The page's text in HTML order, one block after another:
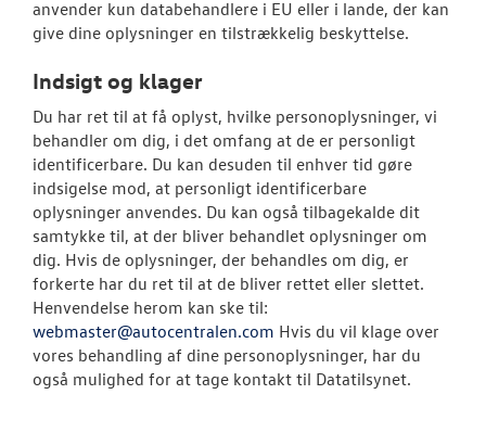
anvender kun databehandlere i EU eller i lande, der kan
give dine oplysninger en tilstrækkelig beskyttelse.
Indsigt og klager
Du har ret til at få oplyst, hvilke personoplysninger, vi
behandler om dig, i det omfang at de er personligt
identificerbare. Du kan desuden til enhver tid gøre
indsigelse mod, at personligt identificerbare
oplysninger anvendes. Du kan også tilbagekalde dit
samtykke til, at der bliver behandlet oplysninger om
dig. Hvis de oplysninger, der behandles om dig, er
forkerte har du ret til at de bliver rettet eller slettet.
Henvendelse herom kan ske til:
webmaster@autocentralen.com Hvis du vil klage over
vores behandling af dine personoplysninger, har du
også mulighed for at tage kontakt til Datatilsynet.